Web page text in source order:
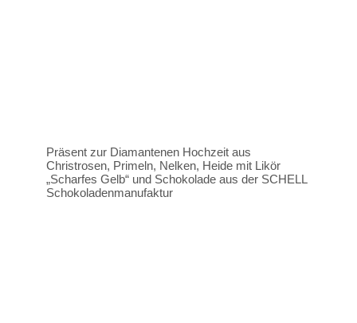
Präsent zur Diamantenen Hochzeit aus
Christrosen, Primeln, Nelken, Heide mit Likör
„Scharfes Gelb“ und Schokolade aus der SCHELL
Schokoladenmanufaktur